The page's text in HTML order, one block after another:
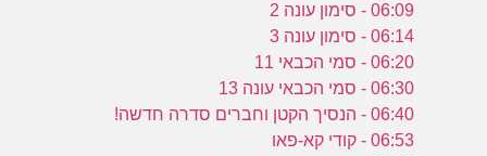
06:09 - סימון עונה 2
06:14 - סימון עונה 3
06:20 - סמי הכבאי 11
06:30 - סמי הכבאי עונה 13
06:40 - הנסיך הקטן וחברים סדרה חדשה!
06:53 - קודי קא-פאו